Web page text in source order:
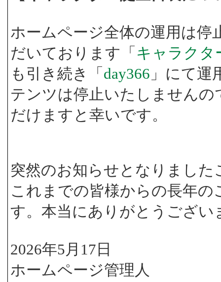
ホームページ全体の運用は停
だいております「 キャラクタ
も引き続き「 day366 」にて
テンツは停止いたしません
だけますと幸いです。
突然のお知らせとなりまし
これまでの皆様からの長年
す。本当にありがとうござい
2026年5月17日
ホームページ管理人